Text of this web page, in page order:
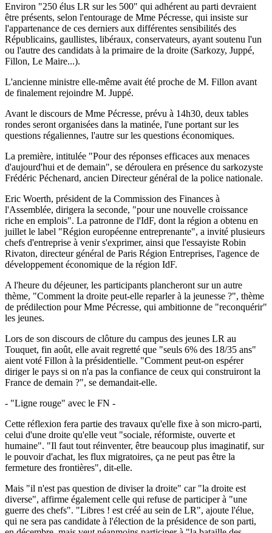
Environ "250 élus LR sur les 500" qui adhérent au parti devraient
être présents, selon l'entourage de Mme Pécresse, qui insiste sur
l'appartenance de ces derniers aux différentes sensibilités des
Républicains, gaullistes, libéraux, conservateurs, ayant soutenu l'un
ou l'autre des candidats à la primaire de la droite (Sarkozy, Juppé,
Fillon, Le Maire...).
L'ancienne ministre elle-même avait été proche de M. Fillon avant
de finalement rejoindre M. Juppé.
Avant le discours de Mme Pécresse, prévu à 14h30, deux tables
rondes seront organisées dans la matinée, l'une portant sur les
questions régaliennes, l'autre sur les questions économiques.
La première, intitulée "Pour des réponses efficaces aux menaces
d'aujourd'hui et de demain", se déroulera en présence du sarkozyste
Frédéric Péchenard, ancien Directeur général de la police nationale.
Eric Woerth, président de la Commission des Finances à
l'Assemblée, dirigera la seconde, "pour une nouvelle croissance
riche en emplois". La patronne de l'IdF, dont la région a obtenu en
juillet le label "Région européenne entreprenante", a invité plusieurs
chefs d'entreprise à venir s'exprimer, ainsi que l'essayiste Robin
Rivaton, directeur général de Paris Région Entreprises, l'agence de
développement économique de la région IdF.
A l'heure du déjeuner, les participants plancheront sur un autre
thème, "Comment la droite peut-elle reparler à la jeunesse ?", thème
de prédilection pour Mme Pécresse, qui ambitionne de "reconquérir"
les jeunes.
Lors de son discours de clôture du campus des jeunes LR au
Touquet, fin août, elle avait regretté que "seuls 6% des 18/35 ans"
aient voté Fillon à la présidentielle. "Comment peut-on espérer
diriger le pays si on n'a pas la confiance de ceux qui construiront la
France de demain ?", se demandait-elle.
- "Ligne rouge" avec le FN -
Cette réflexion fera partie des travaux qu'elle fixe à son micro-parti,
celui d'une droite qu'elle veut "sociale, réformiste, ouverte et
humaine". "Il faut tout réinventer, être beaucoup plus imaginatif, sur
le pouvoir d'achat, les flux migratoires, ça ne peut pas être la
fermeture des frontières", dit-elle.
Mais "il n'est pas question de diviser la droite" car "la droite est
diverse", affirme également celle qui refuse de participer à "une
guerre des chefs". "Libres ! est créé au sein de LR", ajoute l'élue,
qui ne sera pas candidate à l'élection de la présidence de son parti,